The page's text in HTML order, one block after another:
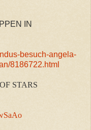
IN
besuch-angela-
8186722.html
STARS